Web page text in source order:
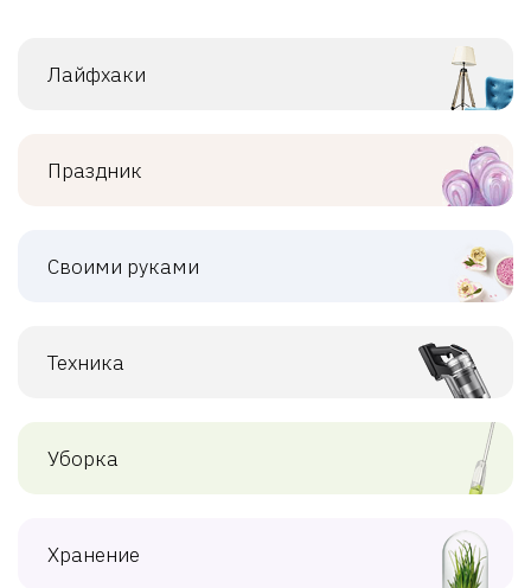
Лайфхаки
Праздник
Своими руками
Техника
Уборка
Хранение